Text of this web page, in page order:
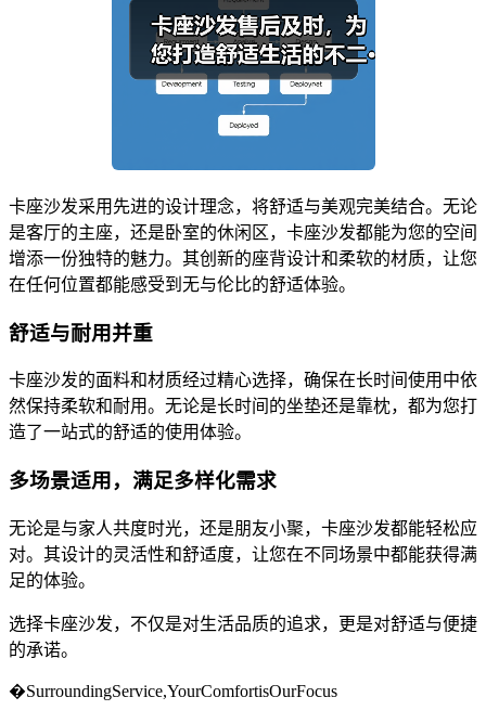
卡座沙发采用先进的设计理念，将舒适与美观完美结合。无论
是客厅的主座，还是卧室的休闲区，卡座沙发都能为您的空间
增添一份独特的魅力。其创新的座背设计和柔软的材质，让您
在任何位置都能感受到无与伦比的舒适体验。
舒适与耐用并重
卡座沙发的面料和材质经过精心选择，确保在长时间使用中依
然保持柔软和耐用。无论是长时间的坐垫还是靠枕，都为您打
造了一站式的舒适的使用体验。
多场景适用，满足多样化需求
无论是与家人共度时光，还是朋友小聚，卡座沙发都能轻松应
对。其设计的灵活性和舒适度，让您在不同场景中都能获得满
足的体验。
选择卡座沙发，不仅是对生活品质的追求，更是对舒适与便捷
的承诺。
�SurroundingService,YourComfortisOurFocus